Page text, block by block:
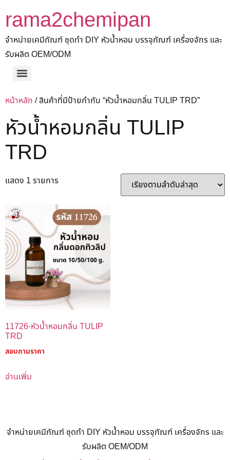
rama2chemipan
จำหน่ายเคมีภัณฑ์ ชุดทำ DIY หัวน้ำหอม บรรจุภัณฑ์ เครื่องจักร และ
รับผลิต OEM/ODM
หน้าหลัก / สินค้าที่มีป้ายกำกับ “หัวน้ำหอมกลิ่น TULIP TRD”
หัวน้ำหอมกลิ่น TULIP
TRD
แสดง 1 รายการ
11726-หัวน้ำหอมกลิ่น TULIP
TRD
สอบถามราคา
อ่านเพิ่ม
จำหน่ายเคมีภัณฑ์ ชุดทำ DIY หัวน้ำหอม บรรจุภัณฑ์ เครื่องจักร และ
รับผลิต OEM/ODM